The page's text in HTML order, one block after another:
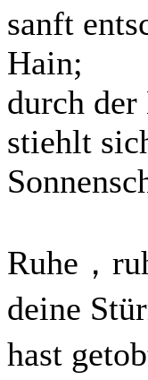
sanft
Hain;
durch
stiehlt
Ruhe，
deine
hast